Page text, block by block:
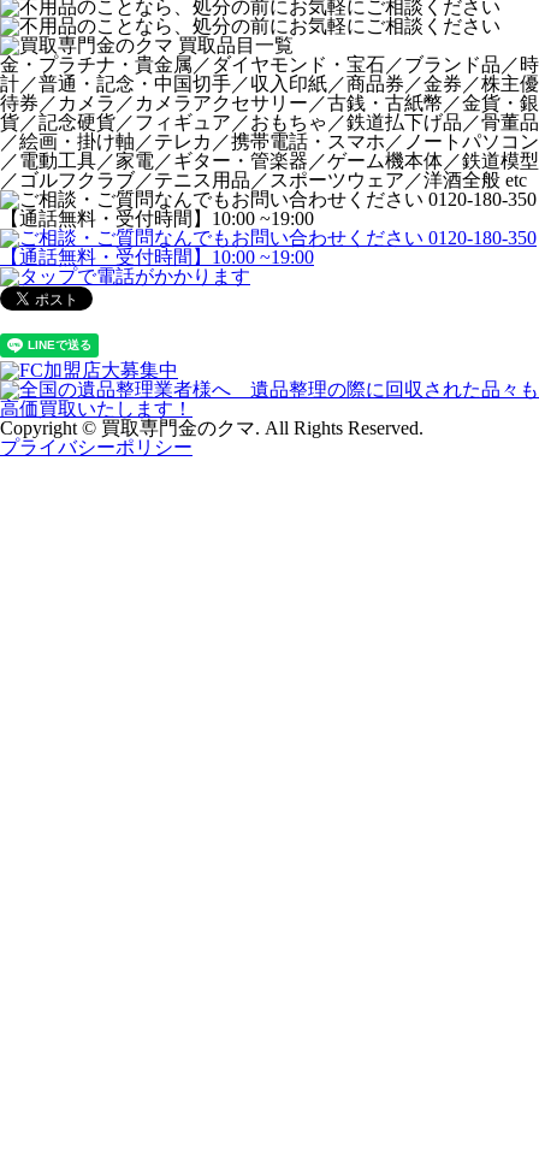
金・プラチナ・貴金属／ダイヤモンド・宝石／ブランド品／時
計／普通・記念・中国切手／収入印紙／商品券／金券／株主優
待券／カメラ／カメラアクセサリー／古銭・古紙幣／金貨・銀
貨／記念硬貨／フィギュア／おもちゃ／鉄道払下げ品／骨董品
／絵画・掛け軸／テレカ／携帯電話・スマホ／ノートパソコン
／電動工具／家電／ギター・管楽器／ゲーム機本体／鉄道模型
／ゴルフクラブ／テニス用品／スポーツウェア／洋酒全般 etc
Copyright © 買取専門金のクマ. All Rights Reserved.
プライバシーポリシー